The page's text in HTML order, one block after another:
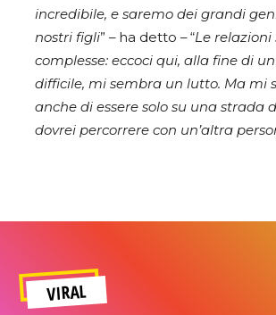
incredibile, e saremo dei grandi
nostri figli” – ha detto – “Le relazioni
complesse: eccoci qui, alla fine di
difficile, mi sembra un lutto. Ma mi
anche di essere solo su una strada
dovrei percorrere con un’altra
VIRAL